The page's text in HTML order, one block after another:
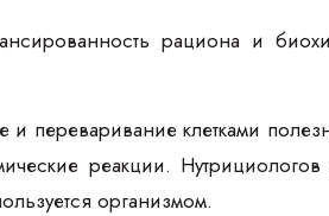
рациона и
переваривание клетками
реакции. Нутрициологов
организмом.